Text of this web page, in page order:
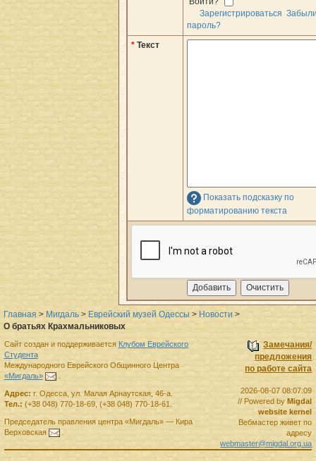
Зарегистрироваться
пароль?
* Текст
Показать подсказку по
форматированию текста
Главная > Мигдаль > Еврейский музей Одессы > Новости >
О братьях Крахмальниковых
Замечания/
предложения
по работе сайта
2026-08-07 08:07:09
// Powered by Migdal
website kernel
Вебмастер живет по
адресу
webmaster@migdal.org.ua
Сайт создан и поддерживается Клубом Еврейского
Студента
Международного Еврейского Общинного Центра
«Мигдаль»
.
Адрес: г. Одесса, ул. Малая Арнаутская, 46-а.
Тел.: (+38 048) 770-18-69, (+38 048) 770-18-61.
Председатель правленияцентра «Мигдаль»— Кира
Верховская
.